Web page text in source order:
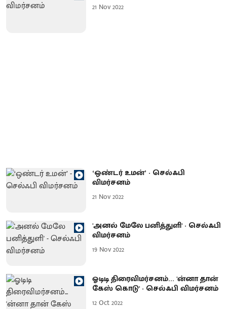
21 Nov 2022
‘ஒண்டர் உமன்’ - செல்ஃபி
விமர்சனம்
21 Nov 2022
'அனல் மேலே பனித்துளி' - செல்ஃபி
விமர்சனம்
19 Nov 2022
ஓடிடி திரைவிமர்சனம்... 'ன்னா தான்
கேஸ் கொடு' - செல்ஃபி விமர்சனம்
12 Oct 2022